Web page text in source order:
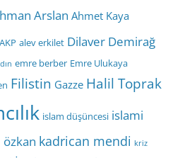
Arslan Ahmet Kaya
AKP alev erkilet Dilaver Demirağ
emre berber Emre Ulukaya
Filistin Gazze Halil Toprak
islam düşüncesi islami
özkan kadrican mendi kriz